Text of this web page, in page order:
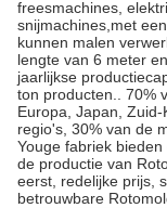
freesmachines,
snijmachines,met
kunnen malen
lengte van 6 meter
jaarlijkse
ton producten.. 70%
Europa, Japan,
regio's, 30% van de
Youge fabriek
de productie van
eerst, redelijke prijs,
betrouwbare